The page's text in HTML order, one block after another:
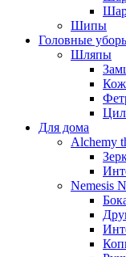
Шипы
Головные
Шляпы
Для дома
Alchemy
Nemesis